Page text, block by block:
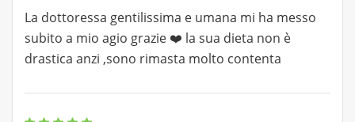
La dottoressa gentilissima e umana mi ha messo
subito a mio agio grazie ❤️ la sua dieta non è
drastica anzi ,sono rimasta molto contenta